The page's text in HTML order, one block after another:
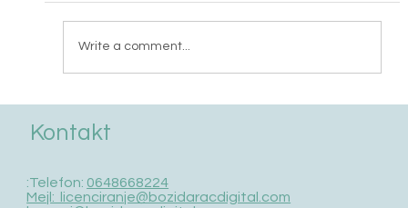
/ auto klime
Write a comment...
Kontakt
:Telefon: 0648668224
Mejl: licenciranje@bozidaracdigital.com